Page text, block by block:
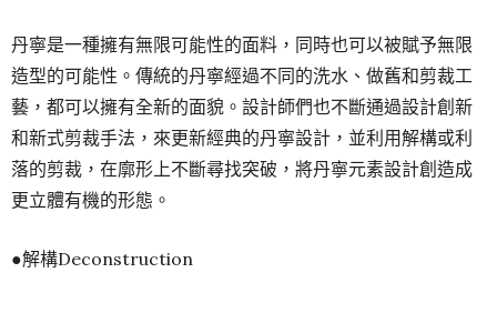
丹寧是一種擁有無限可能性的面料，同時也可以被賦予無限
造型的可能性。傳統的丹寧經過不同的洗水、做舊和剪裁工
藝，都可以擁有全新的面貌。設計師們也不斷通過設計創新
和新式剪裁手法，來更新經典的丹寧設計，並利用解構或利
落的剪裁，在廓形上不斷尋找突破，將丹寧元素設計創造成
更立體有機的形態。
●解構Deconstruction